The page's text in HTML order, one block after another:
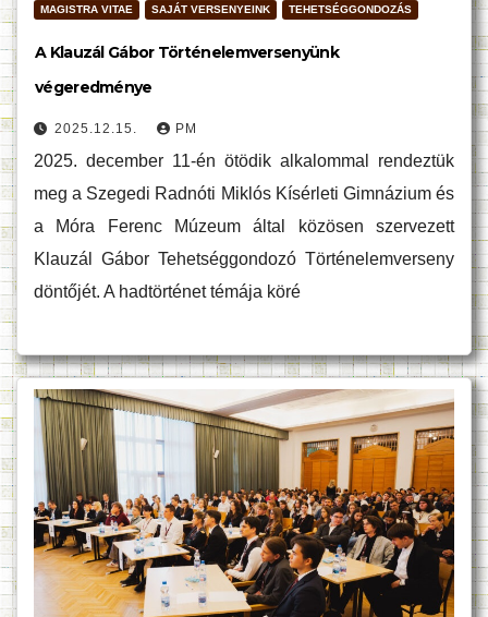
MAGISTRA VITAE SAJÁT VERSENYEINK TEHETSÉGGONDOZÁS
A Klauzál Gábor Történelemversenyünk
végeredménye
2025.12.15. PM
2025. december 11-én ötödik alkalommal rendeztük
meg a Szegedi Radnóti Miklós Kísérleti Gimnázium és
a Móra Ferenc Múzeum által közösen szervezett
Klauzál Gábor Tehetséggondozó Történelemverseny
döntőjét. A hadtörténet témája köré